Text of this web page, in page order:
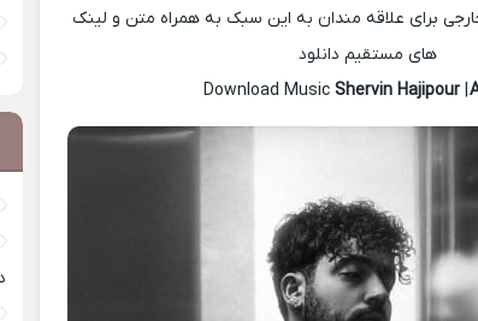
برای علاقه مندان به این سبک به همراه متن و لینک
های مستقیم دانلود
Shervin Hajipour|